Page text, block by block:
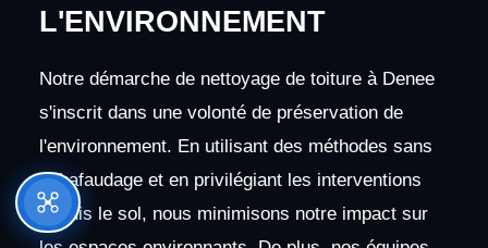
L'ENVIRONNEMENT
Notre démarche de nettoyage de toiture à Denee
s'inscrit dans une volonté de préservation de
l'environnement. En utilisant des méthodes sans
échafaudage et en privilégiant les interventions
depuis le sol, nous minimisons notre impact sur